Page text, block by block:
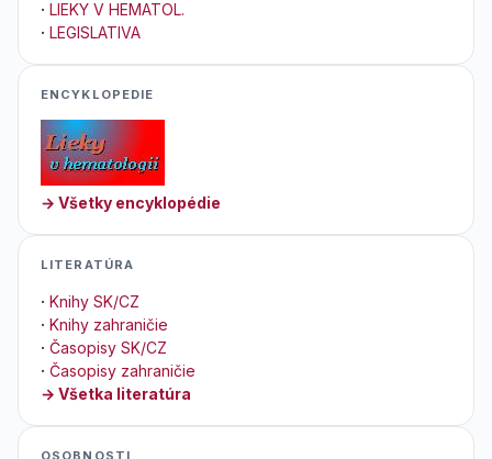
· LIEKY V HEMATOL.
· LEGISLATIVA
ENCYKLOPEDIE
→ Všetky encyklopédie
LITERATÚRA
· Knihy SK/CZ
· Knihy zahraničie
· Časopisy SK/CZ
· Časopisy zahraničie
→ Všetka literatúra
OSOBNOSTI